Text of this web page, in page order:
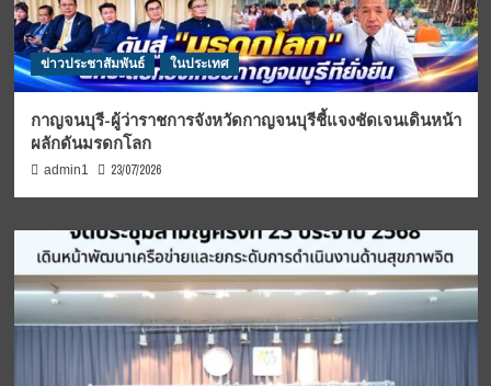
ข่าวประชาสัมพันธ์ ในประเทศ
กาญจนบุรี-ผู้ว่าราชการจังหวัดกาญจนบุรีชี้แจงชัดเจนเดินหน้า
ผลักดันมรดกโลก
admin1 23/07/2026